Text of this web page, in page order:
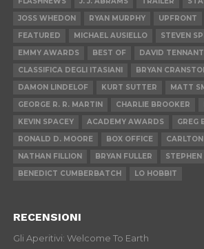
JOSS WHEDON
RYAN MURPHY UPFRONT
FEATURED
MICHAEL AUSIELLO
STEVEN
EMMY AWARDS
BEST OF DAVID TENNANT
CLASSIFICA DEGLI ITASIANI
BRYAN
DAMON LINDELOF
KURT SUTTER MATT
GEORGE R. R. MARTIN
CHARLIE BROOKER
KEVIN SPACEY
ACADEMY AWARDS
GREG
RONALD D. MOORE
BOX OFFICE
NATHAN FILLION
BRYAN FULLER
STEPHEN
BENEDICT CUMBERBATCH
LO HOBBIT
RECENSIONI
Gli Aperitivi: Welcome To Earth